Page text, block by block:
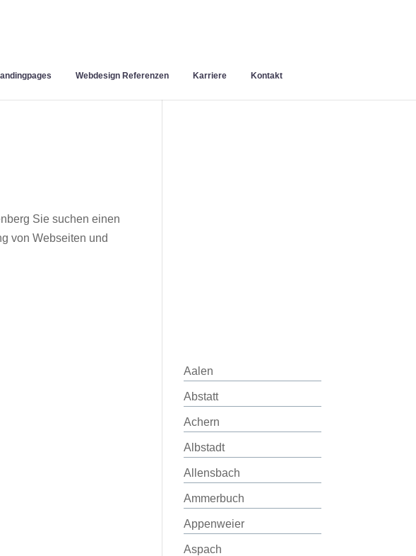
Webdesign Referenzen Karriere Kontakt
Sie suchen einen
von Webseiten und
Aalen
Abstatt
Achern
Albstadt
Allensbach
Ammerbuch
Appenweier
Aspach